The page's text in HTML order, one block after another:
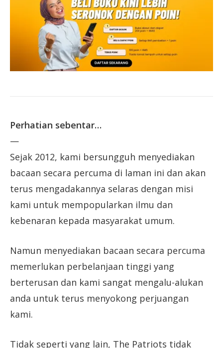
Perhatian sebentar…
—
Sejak 2012, kami bersungguh menyediakan
bacaan secara percuma di laman ini dan akan
terus mengadakannya selaras dengan misi
kami untuk mempopularkan ilmu dan
kebenaran kepada masyarakat umum.
Namun menyediakan bacaan secara percuma
memerlukan perbelanjaan tinggi yang
berterusan dan kami sangat mengalu-alukan
anda untuk terus menyokong perjuangan
kami.
Tidak seperti yang lain, The Patriots tidak